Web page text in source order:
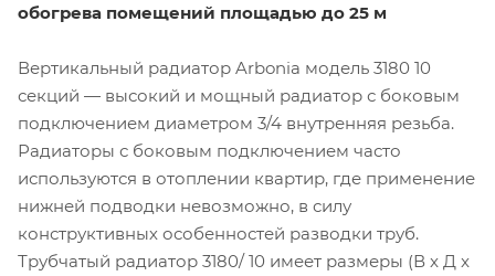
обогрева помещений площадью до 25 м
Вертикальный радиатор Arbonia модель 3180 10
секций — высокий и мощный радиатор с боковым
подключением диаметром 3/4 внутренняя резьба.
Радиаторы с боковым подключением часто
используются в отоплении квартир, где применение
нижней подводки невозможно, в силу
конструктивных особенностей разводки труб.
Трубчатый радиатор 3180/ 10 имеет размеры (В x Д x